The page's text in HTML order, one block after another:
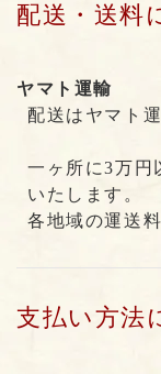
配送・送料
ヤマト運輸
配送はヤマト
一ヶ所に3万円
いたします。
各地域の運送
支払い方法